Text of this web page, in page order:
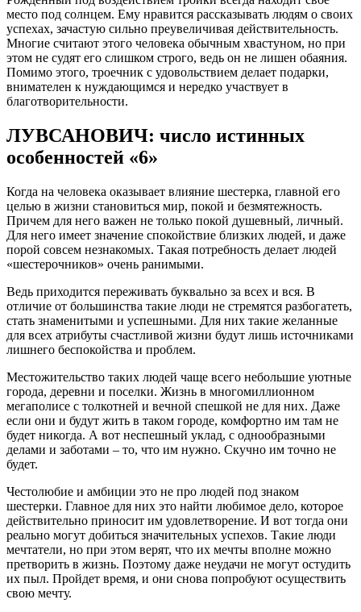
место под солнцем. Ему нравится рассказывать людям о своих
успехах, зачастую сильно преувеличивая действительность.
Многие считают этого человека обычным хвастуном, но при
этом не судят его слишком строго, ведь он не лишен обаяния.
Помимо этого, троечник с удовольствием делает подарки,
внимателен к нуждающимся и нередко участвует в
благотворительности.
ЛУВСАНОВИЧ: число истинных
особенностей «6»
Когда на человека оказывает влияние шестерка, главной его
целью в жизни становиться мир, покой и безмятежность.
Причем для него важен не только покой душевный, личный.
Для него имеет значение спокойствие близких людей, и даже
порой совсем незнакомых. Такая потребность делает людей
«шестерочников» очень ранимыми.
Ведь приходится переживать буквально за всех и вся. В
отличие от большинства такие люди не стремятся разбогатеть,
стать знаменитыми и успешными. Для них такие желанные
для всех атрибуты счастливой жизни будут лишь источниками
лишнего беспокойства и проблем.
Местожительство таких людей чаще всего небольшие уютные
города, деревни и поселки. Жизнь в многомиллионном
мегаполисе с толкотней и вечной спешкой не для них. Даже
если они и будут жить в таком городе, комфортно им там не
будет никогда. А вот неспешный уклад, с однообразными
делами и заботами – то, что им нужно. Скучно им точно не
будет.
Честолюбие и амбиции это не про людей под знаком
шестерки. Главное для них это найти любимое дело, которое
действительно приносит им удовлетворение. И вот тогда они
реально могут добиться значительных успехов. Такие люди
мечтатели, но при этом верят, что их мечты вполне можно
претворить в жизнь. Поэтому даже неудачи не могут остудить
их пыл. Пройдет время, и они снова попробуют осуществить
свою мечту.